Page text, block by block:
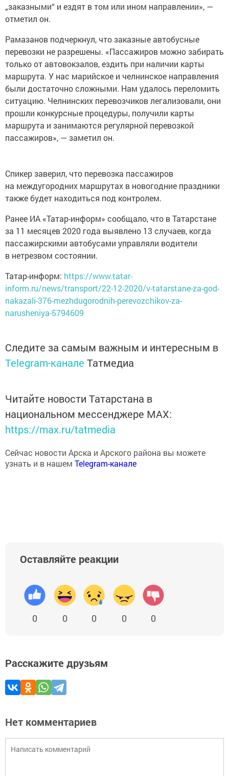
„заказными“ и ездят в том или ином направлении», —
отметил он.
Рамазанов подчеркнул, что заказные автобусные
перевозки не разрешены. «Пассажиров можно забирать
только от автовокзалов, ездить при наличии карты
маршрута. У нас марийское и челнинское направления
были достаточно сложными. Нам удалось переломить
ситуацию. Челнинских перевозчиков легализовали, они
прошли конкурсные процедуры, получили карты
маршрута и занимаются регулярной перевозкой
пассажиров», — заметил он.
Спикер заверил, что перевозка пассажиров
на междугородних маршрутах в новогодние праздники
также будет находиться под контролем.
Ранее ИА «Татар-информ» сообщало, что в Татарстане
за 11 месяцев 2020 года выявлено 13 случаев, когда
пассажирскими автобусами управляли водители
в нетрезвом состоянии.
Татар-информ: https://www.tatar-
inform.ru/news/transport/22-12-2020/v-tatarstane-za-god-
nakazali-376-mezhdugorodnih-perevozchikov-za-
narusheniya-5794609
Следите за самым важным и интересным в
Telegram-канале Татмедиа
Читайте новости Татарстана в
национальном мессенджере MАХ:
https://max.ru/tatmedia
Сейчас новости Арска и Арского района вы можете
узнать и в нашем Telegram-канале
Оставляйте реакции
0 0 0 0 0
Расскажите друзьям
Нет комментариев